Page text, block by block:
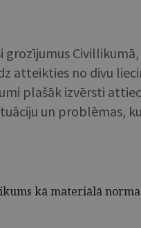
atteikties no divu
plašāk izvērsti
un problēmas,
kā materiālā